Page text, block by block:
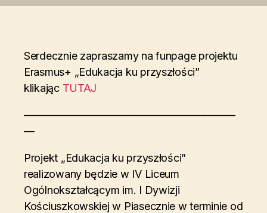
Serdecznie zapraszamy na funpage projektu
Erasmus+ „Edukacja ku przyszłości”
klikając TUTAJ
————————————————————
—
Projekt „Edukacja ku przyszłości”
realizowany będzie w IV Liceum
Ogólnokształcącym im. I Dywizji
Kościuszkowskiej w Piasecznie w terminie od